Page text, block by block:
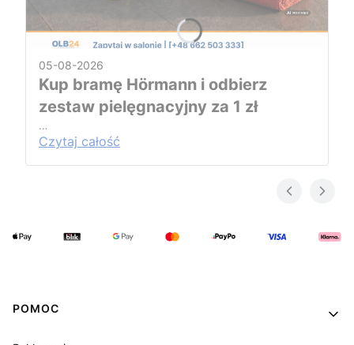
05-08-2026
Kup bramę Hörmann i odbierz
zestaw pielęgnacyjny za 1 zł
…
Czytaj całość
Linki w stopce
POMOC